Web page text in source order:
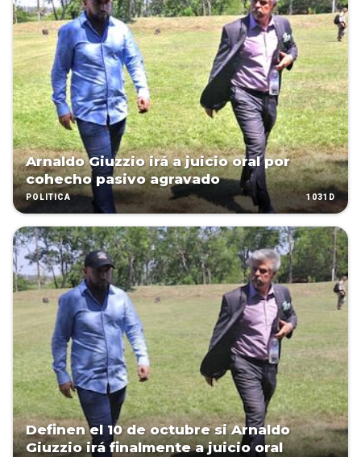
Arnaldo Giuzzio irá a juicio oral por
cohecho pasivo agravado
POLÍTICA 1031D
Definen el 10 de octubre si Arnaldo
Giuzzio irá finalmente a juicio oral